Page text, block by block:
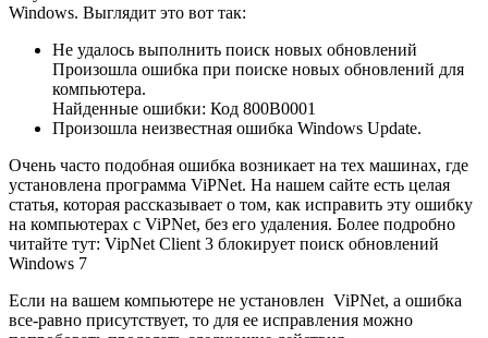
Windows. Выглядит это вот так:
Не удалось выполнить поиск новых обновлений
Произошла ошибка при поиске новых обновлений для
компьютера.
Найденные ошибки: Код 800B0001
Произошла неизвестная ошибка Windows Update.
Очень часто подобная ошибка возникает на тех машинах, где
установлена программа ViPNet. На нашем сайте есть целая
статья, которая рассказывает о том, как исправить эту ошибку
на компьютерах с ViPNet, без его удаления. Более подробно
читайте тут: VipNet Client 3 блокирует поиск обновлений
Windows 7
Если на вашем компьютере не установлен ViPNet, а ошибка
все-равно присутствует, то для ее исправления можно